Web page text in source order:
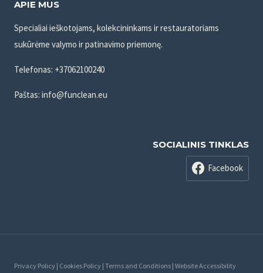
APIE MUS
Specialiai ieškotojams, kolekcininkams ir restauratoriams
sukūrėme valymo ir patinavimo priemonę.
Telefonas: +37062100240
Paštas: info@funclean.eu
SOCIALINIS TINKLAS
Facebook
Privacy Policy | Cookies Policy | Terms and Conditions | Website Accessibility